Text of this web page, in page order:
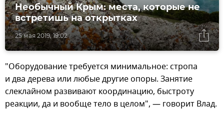
25 мая 2019, 19:02
Необычный Крым: места, которые не
встретишь на открытках
"Оборудование требуется минимальное: стропа
и два дерева или любые другие опоры. Занятие
слеклайном развивают координацию, быстроту
реакции, да и вообще тело в целом", — говорит Влад.